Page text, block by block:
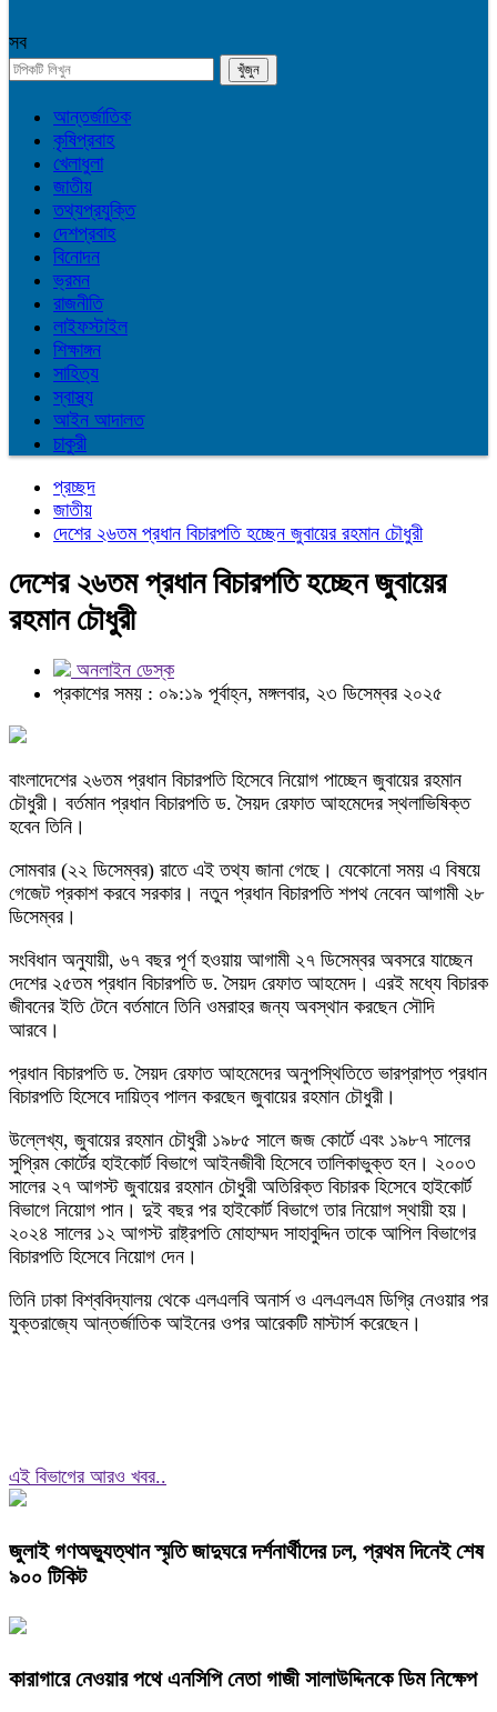
সব
আন্তর্জাতিক
কৃষিপ্রবাহ
খেলাধুলা
জাতীয়
তথ্যপ্রযুক্তি
দেশপ্রবাহ
বিনোদন
ভ্রমন
রাজনীতি
লাইফস্টাইল
শিক্ষাঙ্গন
সাহিত্য
স্বাস্থ্য
আইন আদালত
চাকুরী
প্রচ্ছদ
জাতীয়
দেশের ২৬তম প্রধান বিচারপতি হচ্ছেন জুবায়ের রহমান চৌধুরী
দেশের ২৬তম প্রধান বিচারপতি হচ্ছেন জুবায়ের
রহমান চৌধুরী
অনলাইন ডেস্ক
প্রকাশের সময় : ০৯:১৯ পূর্বাহ্ন, মঙ্গলবার, ২৩ ডিসেম্বর ২০২৫
বাংলাদেশের ২৬তম প্রধান বিচারপতি হিসেবে নিয়োগ পাচ্ছেন জুবায়ের রহমান
চৌধুরী। বর্তমান প্রধান বিচারপতি ড. সৈয়দ রেফাত আহমেদের স্থলাভিষিক্ত
হবেন তিনি।
সোমবার (২২ ডিসেম্বর) রাতে এই তথ্য জানা গেছে। যেকোনো সময় এ বিষয়ে
গেজেট প্রকাশ করবে সরকার। নতুন প্রধান বিচারপতি শপথ নেবেন আগামী ২৮
ডিসেম্বর।
সংবিধান অনুযায়ী, ৬৭ বছর পূর্ণ হওয়ায় আগামী ২৭ ডিসেম্বর অবসরে যাচ্ছেন
দেশের ২৫তম প্রধান বিচারপতি ড. সৈয়দ রেফাত আহমেদ। এরই মধ্যে বিচারক
জীবনের ইতি টেনে বর্তমানে তিনি ওমরাহর জন্য অবস্থান করছেন সৌদি
আরবে।
প্রধান বিচারপতি ড. সৈয়দ রেফাত আহমেদের অনুপস্থিতিতে ভারপ্রাপ্ত প্রধান
বিচারপতি হিসেবে দায়িত্ব পালন করছেন জুবায়ের রহমান চৌধুরী।
উল্লেখ্য, জুবায়ের রহমান চৌধুরী ১৯৮৫ সালে জজ কোর্টে এবং ১৯৮৭ সালের
সুপ্রিম কোর্টের হাইকোর্ট বিভাগে আইনজীবী হিসেবে তালিকাভুক্ত হন। ২০০৩
সালের ২৭ আগস্ট জুবায়ের রহমান চৌধুরী অতিরিক্ত বিচারক হিসেবে হাইকোর্ট
বিভাগে নিয়োগ পান। দুই বছর পর হাইকোর্ট বিভাগে তার নিয়োগ স্থায়ী হয়।
২০২৪ সালের ১২ আগস্ট রাষ্ট্রপতি মোহাম্মদ সাহাবুদ্দিন তাকে আপিল বিভাগের
বিচারপতি হিসেবে নিয়োগ দেন।
তিনি ঢাকা বিশ্ববিদ্যালয় থেকে এলএলবি অনার্স ও এলএলএম ডিগ্রি নেওয়ার পর
যুক্তরাজ্যে আন্তর্জাতিক আইনের ওপর আরেকটি মাস্টার্স করেছেন।
এই বিভাগের আরও খবর..
জুলাই গণঅভ্যুত্থান স্মৃতি জাদুঘরে দর্শনার্থীদের ঢল, প্রথম দিনেই শেষ
৯০০ টিকিট
কারাগারে নেওয়ার পথে এনসিপি নেতা গাজী সালাউদ্দিনকে ডিম নিক্ষেপ